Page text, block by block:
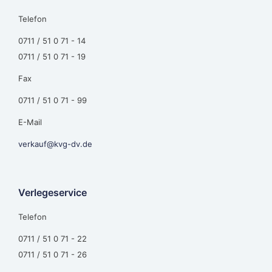
Telefon
0711 / 51 0 71 - 14
0711 / 51 0 71 - 19
Fax
0711 / 51 0 71 - 99
E-Mail
verkauf@kvg-dv.de
Verlegeservice
Telefon
0711 / 51 0 71 - 22
0711 / 51 0 71 - 26